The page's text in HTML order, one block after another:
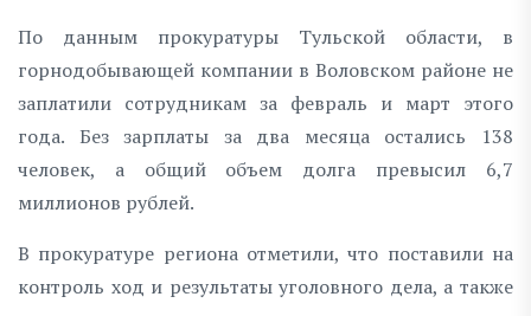
По данным прокуратуры Тульской области, в
горнодобывающей компании в Воловском районе не
заплатили сотрудникам за февраль и март этого
года. Без зарплаты за два месяца остались 138
человек, а общий объем долга превысил 6,7
миллионов рублей.
В прокуратуре региона отметили, что поставили на
контроль ход и результаты уголовного дела, а также